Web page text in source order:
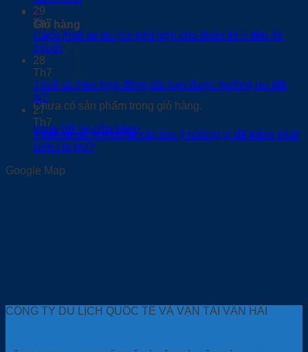
0
Giỏ hàng
Chưa có sản phẩm trong giỏ hàng.
Quay trở lại cửa hàng
29
Th7
Cách thuê xe du lịch phù hợp cho đoàn từ 5 đến 45
người
28
Th7
Thuê xe theo hợp đồng dài hạn được hưởng ưu đãi
gì?
27
Th7
Thuê xe du lịch có lái cần lưu ý những gì để tránh phát
sinh chi phí?
Google Map
CÔNG TY DU LỊCH QUỐC TẾ VÀ VẬN TẢI VÂN HẢI